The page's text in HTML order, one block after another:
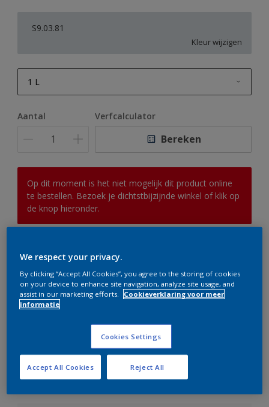
S9.03.81
Kleur wijzigen
1 L
10 L
Aantal Verfcalculator
Bereken
Op dit moment is het niet mogelijk dit product online
te bestellen. Bezoek je dichtstbijzijnde winkel of klik op
de knop hieronder.
Boodschappenlijst
Vind een verkooppunt
Voeg toe aan project
Zie kleur in de Sikkens Visualizer App
We respect your privacy.
By clicking “Accept All Cookies”, you agree to the storing of cookies
on your device to enhance site navigation, analyze site usage, and
assist in our marketing efforts.
Cookieverklaring voor meer
informatie
Cookies Settings
Reject All
Accept All Cookies